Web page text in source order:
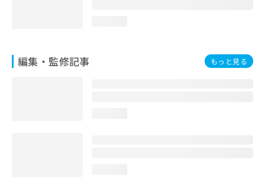
編集・監修記事 もっと見る